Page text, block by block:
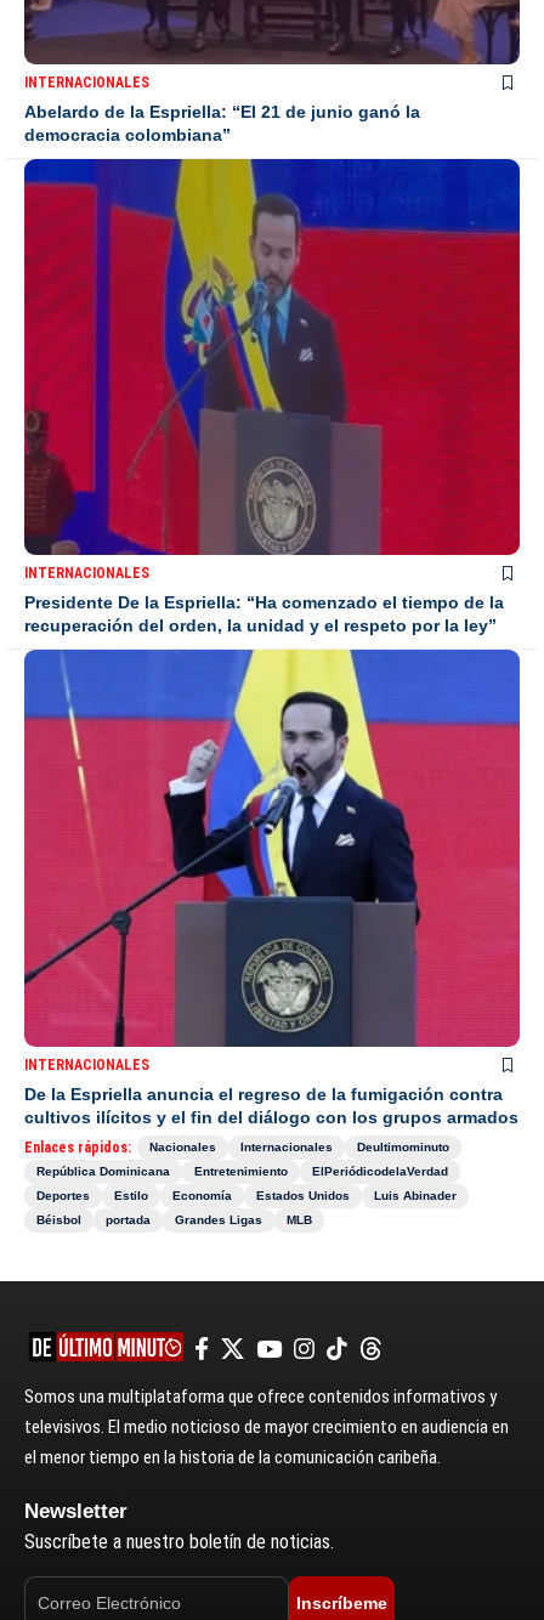
INTERNACIONALES
Abelardo de la Espriella: “El 21 de junio ganó la
democracia colombiana”
INTERNACIONALES
Presidente De la Espriella: “Ha comenzado el tiempo de la
recuperación del orden, la unidad y el respeto por la ley”
INTERNACIONALES
De la Espriella anuncia el regreso de la fumigación contra
cultivos ilícitos y el fin del diálogo con los grupos armados
Enlaces rápidos: Nacionales Internacionales
Deultimominuto
República Dominicana
Entretenimiento
ElPeriódicodelaVerdad
Deportes
Estilo Economía Estados Unidos
Luis Abinader
Béisbol
portada Grandes Ligas MLB
Somos una multiplataforma que ofrece contenidos informativos y
televisivos. El medio noticioso de mayor crecimiento en audiencia en
el menor tiempo en la historia de la comunicación caribeña.
Newsletter
Suscríbete a nuestro boletín de noticias.
Inscríbeme